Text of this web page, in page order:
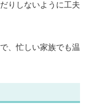
りしないように工夫
、忙しい家族でも温